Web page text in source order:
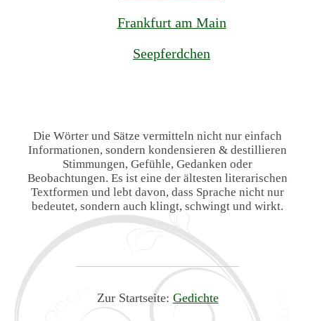
Frankfurt am Main
Seepferdchen
Die Wörter und Sätze vermitteln nicht nur einfach
Informationen, sondern kondensieren & destillieren
Stimmungen, Gefühle, Gedanken oder
Beobachtungen. Es ist eine der ältesten literarischen
Textformen und lebt davon, dass Sprache nicht nur
bedeutet, sondern auch klingt, schwingt und wirkt.
Zur Startseite: Gedichte